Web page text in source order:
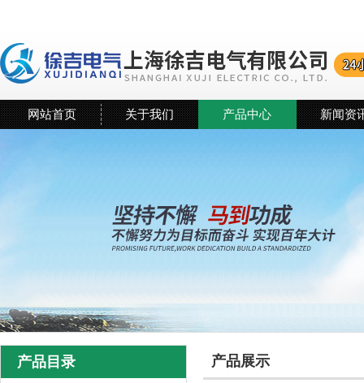
网站首页 关于我们 产品中心 新闻资
产品目录 产品展示